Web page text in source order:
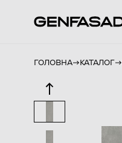
ГОЛОВНА КАТАЛОГ